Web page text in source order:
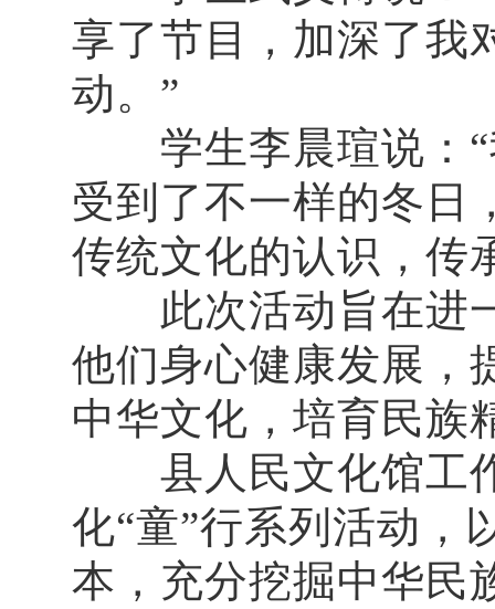
享了节目，加深了我
动。”
学生李晨瑄说：“
受到了不一样的冬日
传统文化的认识，传
此次活动旨在进一
他们身心健康发展，
中华文化，培育民族
县人民文化馆工作
化“童”行系列活动，
本，充分挖掘中华民